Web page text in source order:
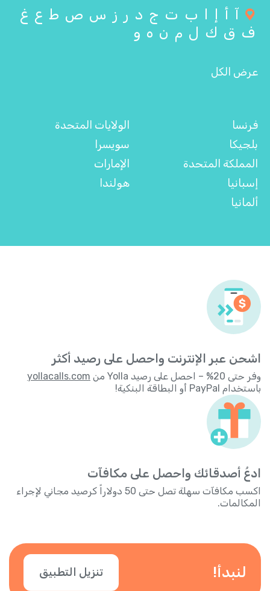
آ أ إ ا ب ت ج د ر ز س ص ط ع غ
ف ق ك ل م ن ه و
عرض الكل
فرنسا
بلجيكا
المملكة المتحدة
إسبانيا
ألمانيا
الولايات المتحدة
سويسرا
الإمارات
هولندا
اشحن عبر الإنترنت واحصل على رصيد أكثر
وفر حتى 20% – احصل على رصيد Yolla من
yollacalls.com
باستخدام PayPal أو البطاقة البنكية!
ادعُ أصدقائك واحصل على مكافآت
اكسب مكافآت سهلة تصل حتى 50 دولاراً كرصيد مجاني لإجراء
المكالمات.
لنبدأ! تنزيل التطبيق